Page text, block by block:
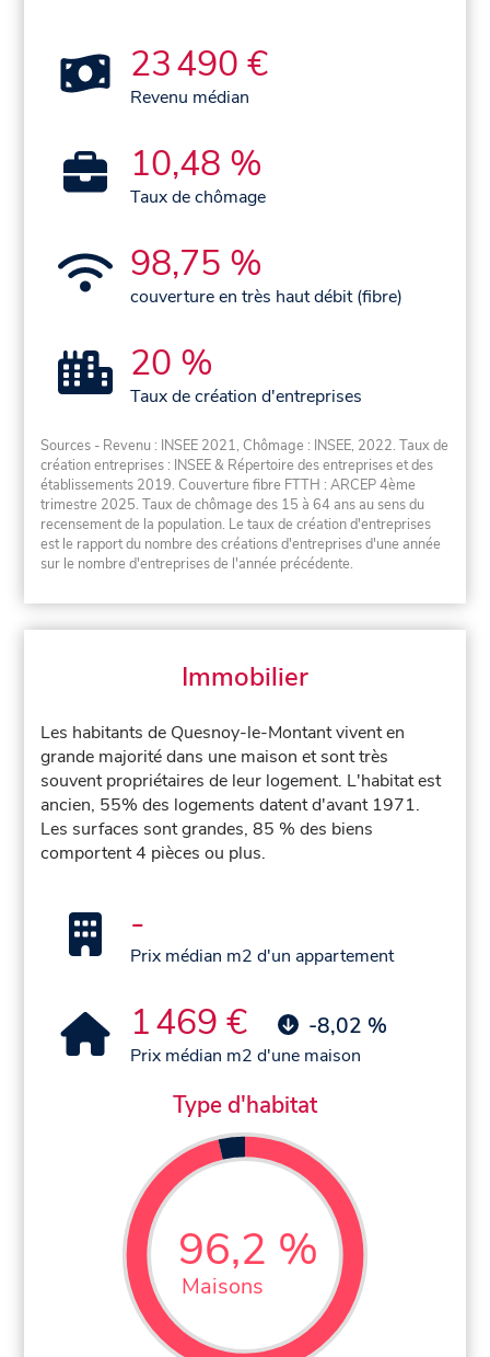
23 490 €
Revenu médian
10,48 %
Taux de chômage
98,75 %
couverture en très haut débit (fibre)
20 %
Taux de création d'entreprises
Sources - Revenu : INSEE 2021, Chômage : INSEE, 2022. Taux de
création entreprises : INSEE & Répertoire des entreprises et des
établissements 2019. Couverture fibre FTTH : ARCEP 4ème
trimestre 2025. Taux de chômage des 15 à 64 ans au sens du
recensement de la population. Le taux de création d'entreprises
est le rapport du nombre des créations d'entreprises d'une année
sur le nombre d'entreprises de l'année précédente.
Immobilier
Les habitants de Quesnoy-le-Montant vivent en
grande majorité dans une maison et sont très
souvent propriétaires de leur logement. L'habitat est
ancien, 55% des logements datent d'avant 1971.
Les surfaces sont grandes, 85 % des biens
comportent 4 pièces ou plus.
-
Prix médian m2 d'un appartement
1 469 € -8,02 %
Prix médian m2 d'une maison
Type d'habitat
96,2 %
Maisons